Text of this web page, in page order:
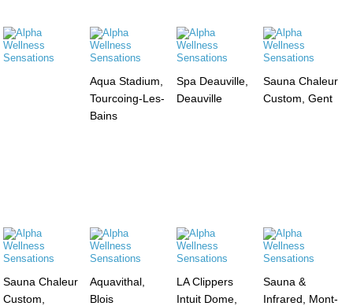
Aqua Stadium,
Tourcoing-Les-
Bains
Spa Deauville,
Deauville
Sauna Chaleur
Custom, Gent
Sauna Chaleur
Custom,
Aquavithal,
Blois
LA Clippers
Intuit Dome,
Sauna &
Infrared, Mont-